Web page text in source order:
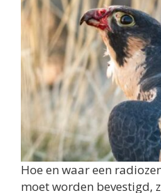
Hoe en waar een
moet worden bevestigd,